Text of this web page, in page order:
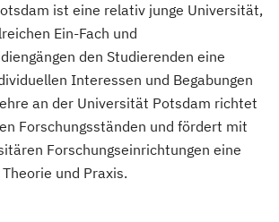
ist eine relativ junge Universität,
Ein-Fach und
den Studierenden eine
Interessen und Begabungen
an der Universität Potsdam richtet
Forschungsständen und fördert mit
Forschungseinrichtungen eine
und Praxis.